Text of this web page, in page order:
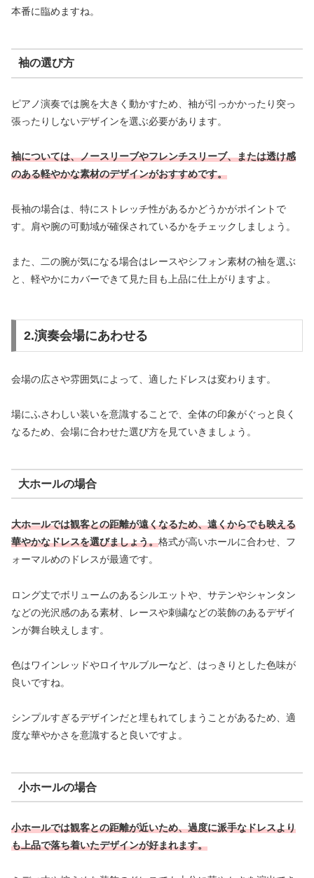
本番に臨めますね。
袖の選び方
ピアノ演奏では腕を大きく動かすため、袖が引っかかったり突っ
張ったりしないデザインを選ぶ必要があります。
袖については、ノースリーブやフレンチスリーブ、または透け感
のある軽やかな素材のデザインがおすすめです。
長袖の場合は、特にストレッチ性があるかどうかがポイントで
す。肩や腕の可動域が確保されているかをチェックしましょう。
また、二の腕が気になる場合はレースやシフォン素材の袖を選ぶ
と、軽やかにカバーできて見た目も上品に仕上がりますよ。
2.演奏会場にあわせる
会場の広さや雰囲気によって、適したドレスは変わります。
場にふさわしい装いを意識することで、全体の印象がぐっと良く
なるため、会場に合わせた選び方を見ていきましょう。
大ホールの場合
大ホールでは観客との距離が遠くなるため、遠くからでも映える
華やかなドレスを選びましょう。格式が高いホールに合わせ、フ
ォーマルめのドレスが最適です。
ロング丈でボリュームのあるシルエットや、サテンやシャンタン
などの光沢感のある素材、レースや刺繍などの装飾のあるデザイ
ンが舞台映えします。
色はワインレッドやロイヤルブルーなど、はっきりとした色味が
良いですね。
シンプルすぎるデザインだと埋もれてしまうことがあるため、適
度な華やかさを意識すると良いですよ。
小ホールの場合
小ホールでは観客との距離が近いため、過度に派手なドレスより
も上品で落ち着いたデザインが好まれます。